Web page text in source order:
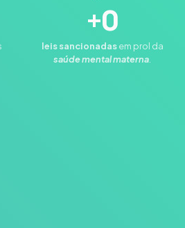
+0
leissancionadasem prol da
saúde mental materna.